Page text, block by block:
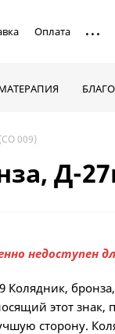
Оплата
009)
Д-
недоступен
Колядник,
этот знак,
сторону.